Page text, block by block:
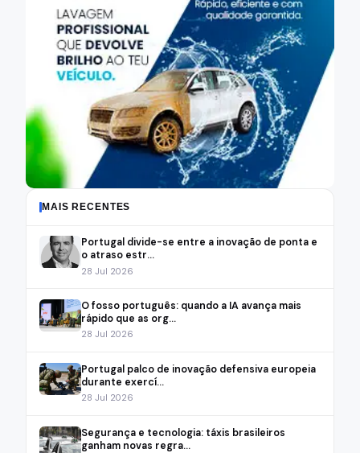
MAIS RECENTES
Portugal divide-se entre a inovação de ponta e
o atraso estr...
28 Jul 2026
O fosso português: quando a IA avança mais
rápido que as org...
28 Jul 2026
Portugal palco de inovação defensiva europeia
durante exercí...
28 Jul 2026
Segurança e tecnologia: táxis brasileiros
ganham novas regra...